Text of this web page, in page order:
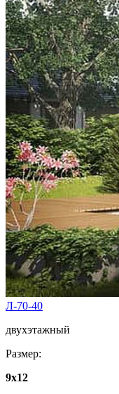
Л-70-40
двухэтажный
Размер:
9x12